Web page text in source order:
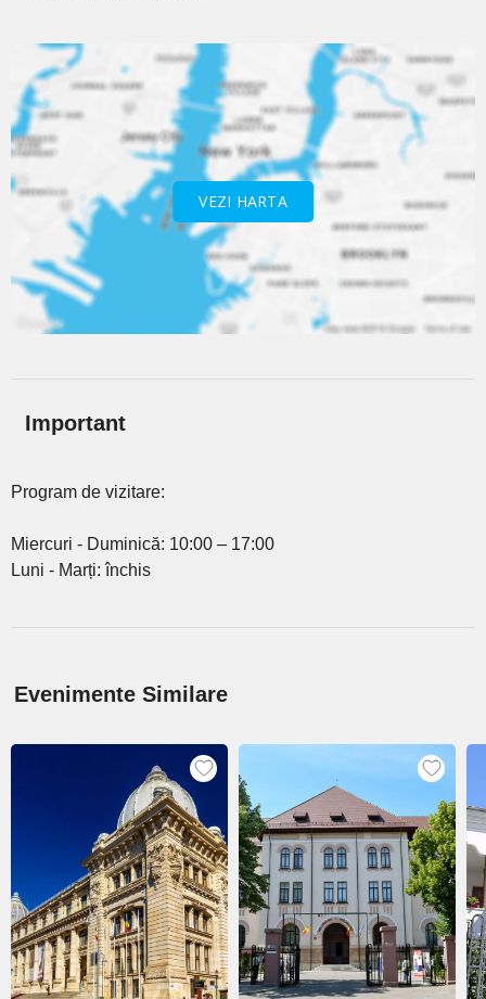
VEZI HARTA
Important
Program de vizitare:
Miercuri - Duminică: 10:00 – 17:00
Luni - Marți: închis
Evenimente Similare